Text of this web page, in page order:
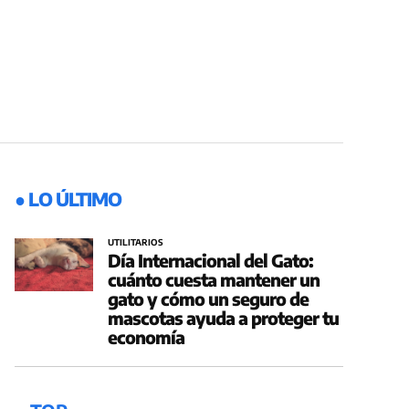
● LO ÚLTIMO
UTILITARIOS
Día Internacional del Gato:
cuánto cuesta mantener un
gato y cómo un seguro de
mascotas ayuda a proteger tu
economía